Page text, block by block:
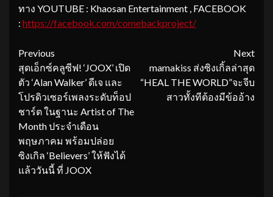
ทาง YOUTUBE : Khaosan Entertainment , FACEBOOK
: https://facebook.com/comebackproject/
Continue
Reading
Previous
สุดเอ็กซ์คลูซีฟ! ‘JOOX’ เปิด
ตัว ‘Alan Walker’ ดีเจ และ
โปรดิวเซอร์เพลงระดับท็อป
ชาร์ต ในฐานะ Artist of The
Month ประจำเดือน
พฤษภาคม พร้อมปล่อย
ซิงเกิล ‘Believers’ ให้ฟังได้
แล้ววันนี้ ที่ JOOX
Next
mamakiss ส่งซิงเกิ้ลล่าสุด
“HEAL THE WORLD”จะจีบ
สาวทั้งทีต้องมีข้ออ้าง